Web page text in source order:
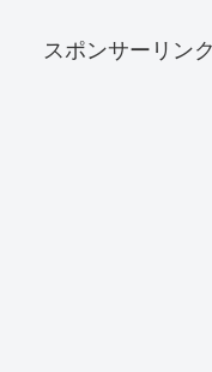
スポンサーリンク